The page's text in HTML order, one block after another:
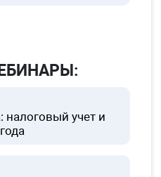
налоговый учет и